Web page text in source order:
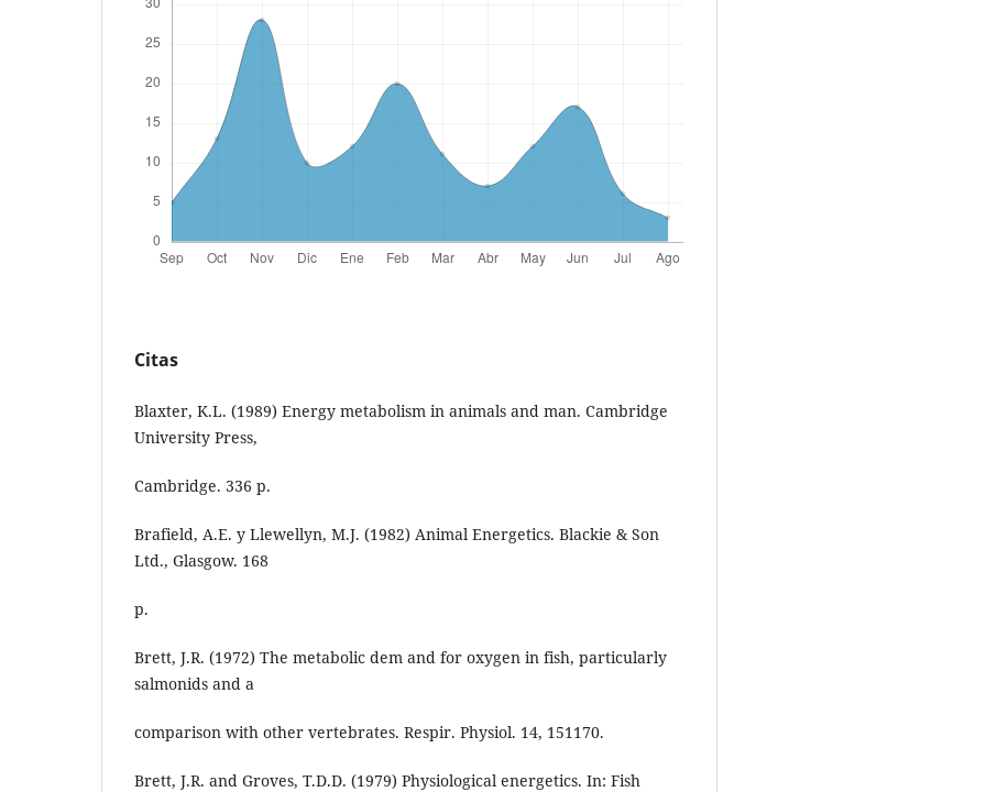
Citas
Blaxter, K.L. (1989) Energy metabolism in animals and man. Cambridge
University Press,
Cambridge. 336 p.
Brafield, A.E. y Llewellyn, M.J. (1982) Animal Energetics. Blackie & Son
Ltd., Glasgow. 168
p.
Brett, J.R. (1972) The metabolic dem and for oxygen in fish, particularly
salmonids and a
comparison with other vertebrates. Respir. Physiol. 14, 151170.
Brett, J.R. and Groves, T.D.D. (1979) Physiological energetics. In: Fish